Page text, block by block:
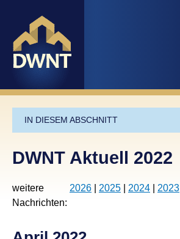
IN DIESEM ABSCHNITT
DWNT Aktuell 2022
weitere
Nachrichten
2026 2025 2024 2023